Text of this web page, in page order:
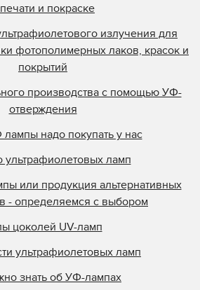
и покраске
излучения для
фотополимерных лаков, красок и
покрытий
производства с помощью УФ-
отверждения
надо покупать у нас
ультрафиолетовых ламп
или продукция альтернативных
- определяемся с выбором
цоколей UV-ламп
ультрафиолетовых ламп
знать об УФ-лампах